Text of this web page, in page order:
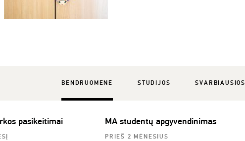
BENDRUOMENĖ STUDIJOS SVARBIAUSIOS
pasikeitimai MA studentų apgyvendinimas
PRIEŠ 2 MĖNESIUS